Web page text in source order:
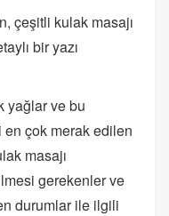
çeşitli kulak masajı
bir yazı
yağlar ve bu
en çok merak edilen
masajı
gerekenler ve
durumlar ile ilgili